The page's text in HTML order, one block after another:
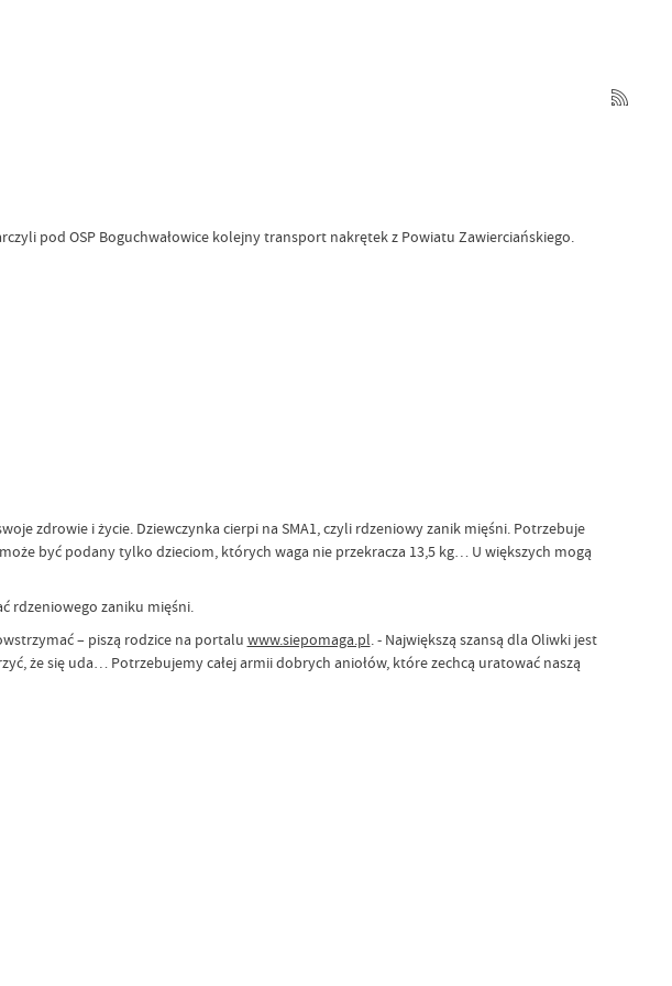
pod OSP Boguchwałowice kolejny transport nakrętek z Powiatu Zawierciańskiego.
zdrowie i życie. Dziewczynka cierpi na SMA1, czyli rdzeniowy zanik mięśni. Potrzebuje
być podany tylko dzieciom, których waga nie przekracza 13,5 kg… U większych mogą
rdzeniowego zaniku mięśni.
– piszą rodzice na portalu www.siepomaga.pl. - Największą szansą dla Oliwki jest
że się uda… Potrzebujemy całej armii dobrych aniołów, które zechcą uratować naszą